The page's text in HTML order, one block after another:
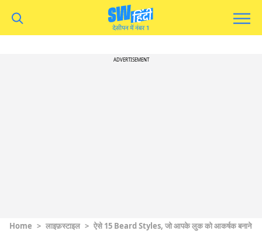
ADVERTISEMENT
Home > लाइफ़स्टाइल > ऐसे 15 Beard Styles, जो आपके लुक को आकर्षक बनाने